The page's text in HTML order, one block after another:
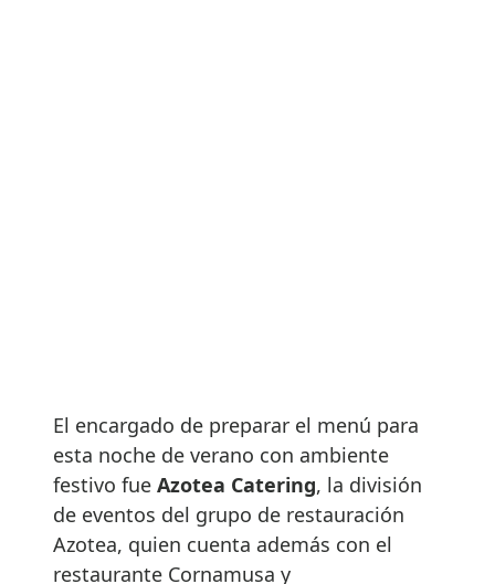
El encargado de preparar el menú para
esta noche de verano con ambiente
festivo fue Azotea Catering, la división
de eventos del grupo de restauración
Azotea, quien cuenta además con el
restaurante Cornamusa y